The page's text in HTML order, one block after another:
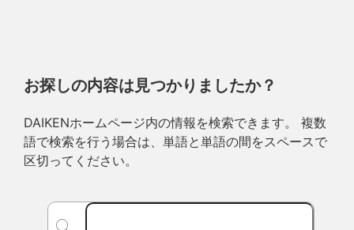
お探しの内容は見つかりましたか？
DAIKENホームページ内の情報を検索できます。 複数
語で検索を行う場合は、単語と単語の間をスペースで
区切ってください。